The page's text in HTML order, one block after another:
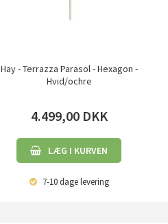
Hay - Terrazza Parasol - Hexagon -
Hvid/ochre
4.499,00 DKK
LÆG I KURVEN
7-10 dagelevering